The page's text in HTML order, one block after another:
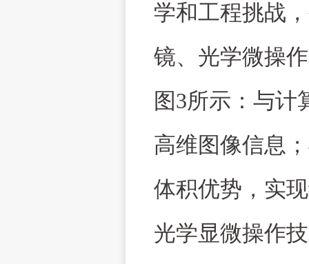
学和工程挑战
镜、光学微操
图3所示：与计
高维图像信息
体积优势，实
光学显微操作